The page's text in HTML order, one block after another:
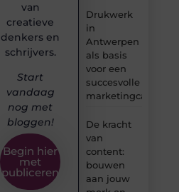
Drukwerk
in
Antwerpen
als basis
voor een
succesvolle
De kracht
van
content:
bouwen
aan jouw
van
creatieve
denkers en
schrijvers.
Start
vandaag
nog met
bloggen!
Begin hier
met
publiceren